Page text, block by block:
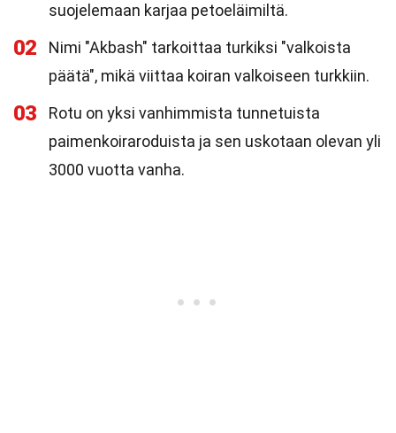
suojelemaan karjaa petoeläimiltä.
02
Nimi "Akbash" tarkoittaa turkiksi "valkoista
päätä", mikä viittaa koiran valkoiseen turkkiin.
03
Rotu on yksi vanhimmista tunnetuista
paimenkoiraroduista ja sen uskotaan olevan yli
3000 vuotta vanha.